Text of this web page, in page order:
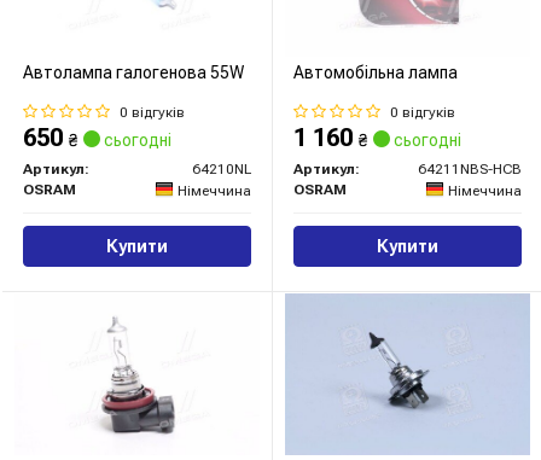
Автолампа галогенова 55W
0 відгуків
650 ₴ сьогодні
Артикул:
64210NL
OSRAM
Німеччина
Купити
Автомобільна лампа
0 відгуків
1 160 ₴ сьогодні
Артикул:
64211NBS-HCB
OSRAM
Німеччина
Купити